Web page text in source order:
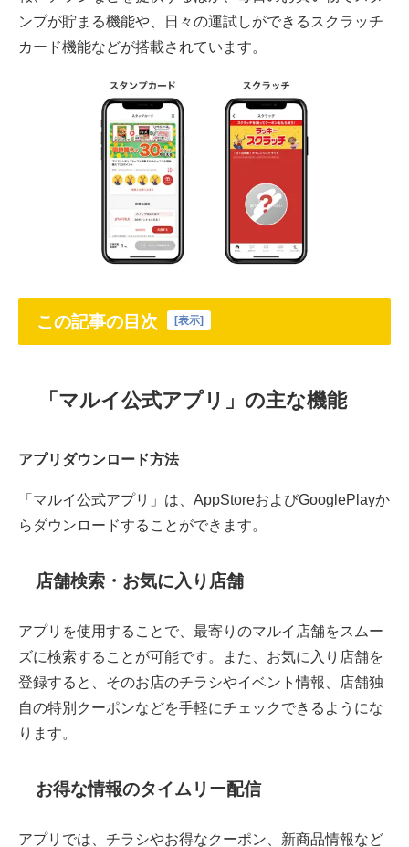
ンプが貯まる機能や、日々の運試しができるスクラッチ
カード機能などが搭載されています。
この記事の目次 表示
「マルイ公式アプリ」の主な機能
アプリダウンロード方法
「マルイ公式アプリ」は、AppStoreおよびGooglePlayか
らダウンロードすることができます。
店舗検索・お気に入り店舗
アプリを使用することで、最寄りのマルイ店舗をスムー
ズに検索することが可能です。また、お気に入り店舗を
登録すると、そのお店のチラシやイベント情報、店舗独
自の特別クーポンなどを手軽にチェックできるようにな
ります。
お得な情報のタイムリー配信
アプリでは、チラシやお得なクーポン、新商品情報など